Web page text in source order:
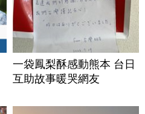
一袋鳳梨酥感動熊本 台日
互助故事暖哭網友